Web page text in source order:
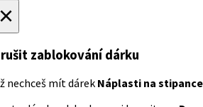
zablokování dárku
nechceš mít dárek Náplasti na stipance